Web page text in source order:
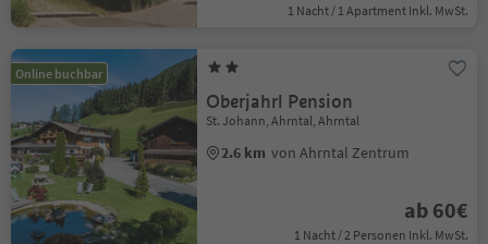
1 Nacht / 1 Apartment Inkl. MwSt.
Online buchbar
Oberjahrl Pension
St. Johann, Ahrntal, Ahrntal
2.6 km von Ahrntal Zentrum
ab 60€
1 Nacht / 2 Personen Inkl. MwSt.